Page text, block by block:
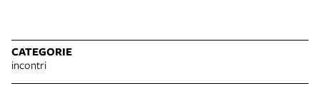
CATEGORIE
incontri